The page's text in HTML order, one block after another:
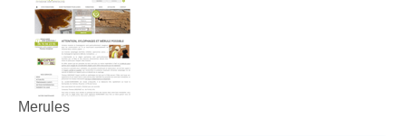
Merules